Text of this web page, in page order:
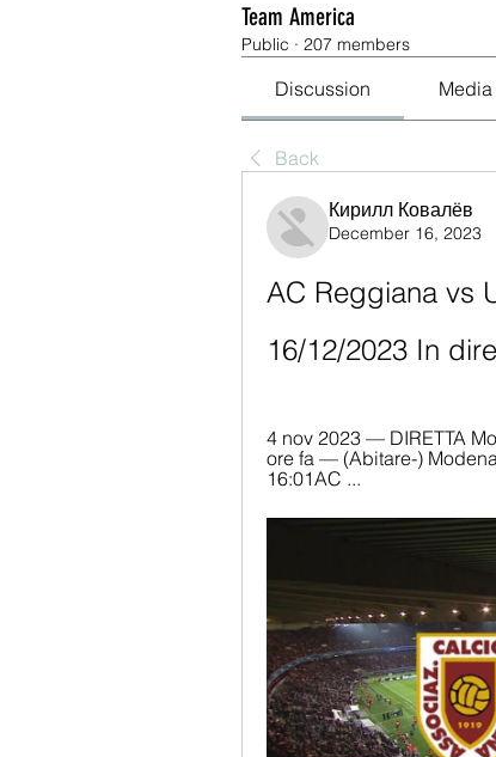
Team America
Public · 207 members
Discussion Media
Back
Кирилл Ковалёв
December 16, 2023
AC Reggiana vs
16/12/2023 In
4 nov 2023 — DIRETTA
ore fa — (Abitare-)
16:01AC ...